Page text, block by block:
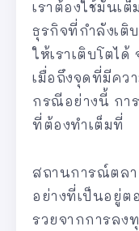
เราต้องใช้มันเ
ธุรกิจที่กำลังเติ
ให้เราเติบโตไ
เมื่อถึงจุดที่มีคว
กรณีอย่างนี้ กา
ที่ต้องทำเต็มที่
สถานการณ์ตล
อย่างที่เป็นอยู่
รวยจากการล